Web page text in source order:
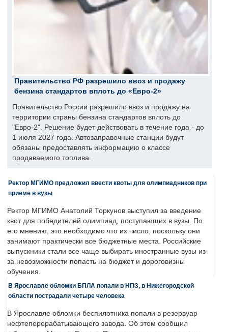
Правительство РФ разрешило ввоз и продажу
бензина стандартов вплоть до «Евро-2»
Правительство России разрешило ввоз и продажу на
территории страны бензина стандартов вплоть до
"Евро-2". Решение будет действовать в течение года - до
1 июля 2027 года. Автозаправочные станции будут
обязаны предоставлять информацию о классе
продаваемого топлива.
Ректор МГИМО предложил ввести квоты для олимпиадников при
приеме в вузы
Ректор МГИМО Анатолий Торкунов выступил за введение
квот для победителей олимпиад, поступающих в вузы. По
его мнению, это необходимо что их число, поскольку они
занимают практически все бюджетные места. Российские
выпускники стали все чаще выбирать иностранные вузы из-
за невозможности попасть на бюджет и дороговизны
обучения.
В Ярославле обломки БПЛА попали в НПЗ, в Нижегородской
области пострадали четыре человека
В Ярославле обломки беспилотника попали в резервуар
нефтеперерабатывающего завода. Об этом сообщил